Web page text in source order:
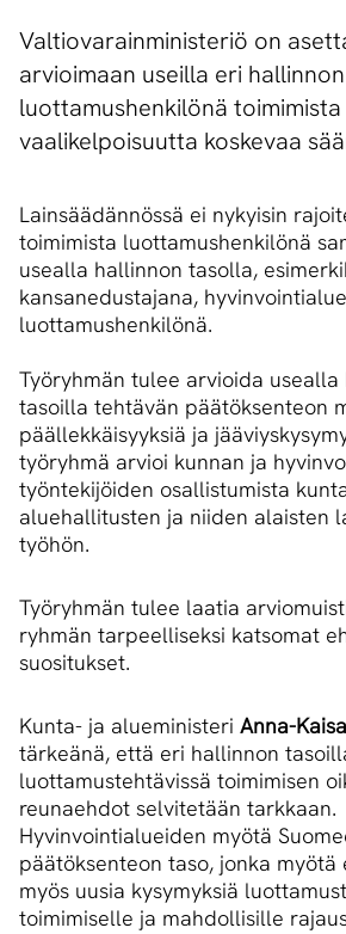
Valtiovarainministeriö on
arvioimaan useilla eri
luottamushenkilönä toimimista
vaalikelpoisuutta koskevaa
Lainsäädännössä ei nykyisin
toimimista luottamushenkilönä
usealla hallinnon tasolla,
kansanedustajana,
luottamushenkilönä.
Työryhmän tulee arvioida
tasoilla tehtävän päätöksenteon
päällekkäisyyksiä ja
työryhmä arvioi kunnan ja
työntekijöiden osallistumista
aluehallitusten ja niiden alaisten
työhön.
Työryhmän tulee laatia
ryhmän tarpeelliseksi katsomat
suositukset.
Kunta- ja alueministeri Anna-
tärkeänä, että eri hallinnon
luottamustehtävissä toimimisen
reunaehdot selvitetään tarkkaan.
Hyvinvointialueiden myötä
päätöksenteon taso, jonka myötä
myös uusia kysymyksiä
toimimiselle ja mahdollisille